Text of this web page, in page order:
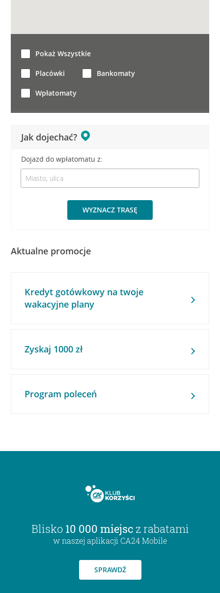
Jak dojechać?
Dojazd do wpłatomatu z:
WYZNACZ TRASĘ
Pokaż Wszystkie
Placówki Bankomaty
Wpłatomaty
Aktualne promocje
Kredyt gotówkowy na twoje
wakacyjne plany
Zyskaj 1000 zł
Program poleceń
Blisko 10 000 miejsc z rabatami
w naszej aplikacji CA24 Mobile
SPRAWDŹ